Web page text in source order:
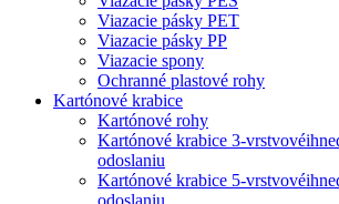
Viazacie pásky PET
Viazacie pásky PP
Viazacie spony
Ochranné plastové rohy
Kartónové krabice
Kartónové rohy
Kartónové krabice 3-vrstvové
odoslaniu
Kartónové krabice 5-vrstvové
odoslaniu